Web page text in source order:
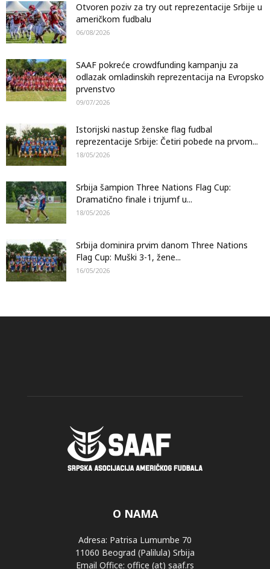
Otvoren poziv za try out reprezentacije Srbije u
američkom fudbalu
06/08/2026
SAAF pokreće crowdfunding kampanju za
odlazak omladinskih reprezentacija na Evropsko
prvenstvo
09/07/2026
Istorijski nastup ženske flag fudbal
reprezentacije Srbije: Četiri pobede na prvom...
18/05/2026
Srbija šampion Three Nations Flag Cup:
Dramatično finale i trijumf u...
18/05/2026
Srbija dominira prvim danom Three Nations
Flag Cup: Muški 3-1, žene...
16/05/2026
O NAMA
Adresa: Patrisa Lumumbe 70
11060 Beograd (Palilula) Srbija
Email Office: office (at) saaf.rs